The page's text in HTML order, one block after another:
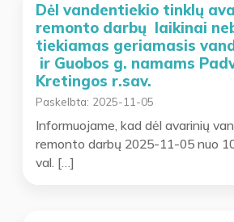
Dėl vandentiekio tinklų
remonto darbų laikinai
tiekiamas geriamasis
ir Guobos g. namams
Kretingos r.sav.
Paskelbta: 2025-11-05
Informuojame, kad dėl avarinių
remonto darbų 2025-11-05 nuo
val. […]